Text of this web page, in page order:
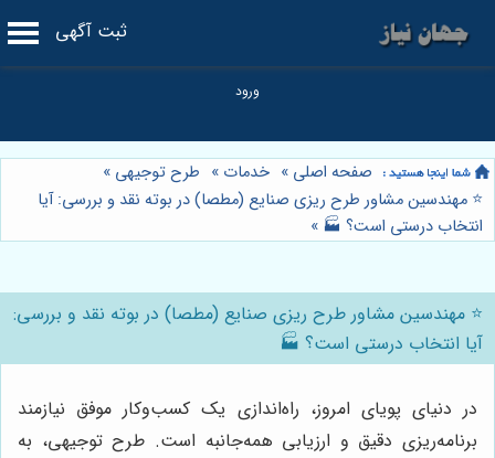
ثبت آگهی
صفحه اصلی » خدمات » طرح توجیهی »
⭐️ مهندسین مشاور طرح ریزی صنایع (مطصا) در بوته نقد و بررسی: آیا
انتخاب درستی است؟ 🏭 »
⭐️ مهندسین مشاور طرح ریزی صنایع (مطصا) در بوته نقد و بررسی:
آیا انتخاب درستی است؟ 🏭
در دنیای پویای امروز، راه‌اندازی یک کسب‌وکار موفق نیازمند
برنامه‌ریزی دقیق و ارزیابی همه‌جانبه است. طرح توجیهی، به